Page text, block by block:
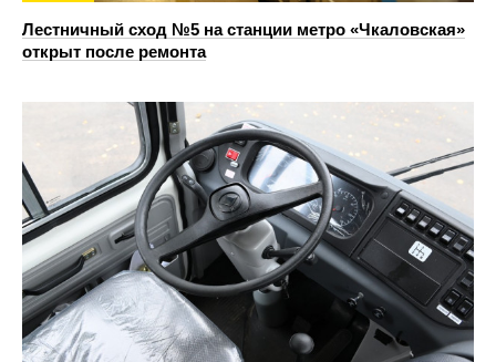
Лестничный сход №5 на станции метро «Чкаловская»
открыт после ремонта